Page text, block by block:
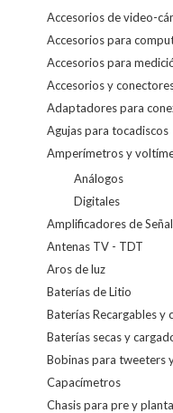
Accesorios de video-
Accesorios para
Accesorios para
Accesorios y
Adaptadores para
Agujas para tocadiscos
Amperímetros y
Análogos
Digitales
Amplificadores de Señal
Antenas TV - TDT
Aros de luz
Baterías de Litio
Baterías Recargables y
Baterías secas y
Bobinas para tweeters
Capacímetros
Chasis para pre y